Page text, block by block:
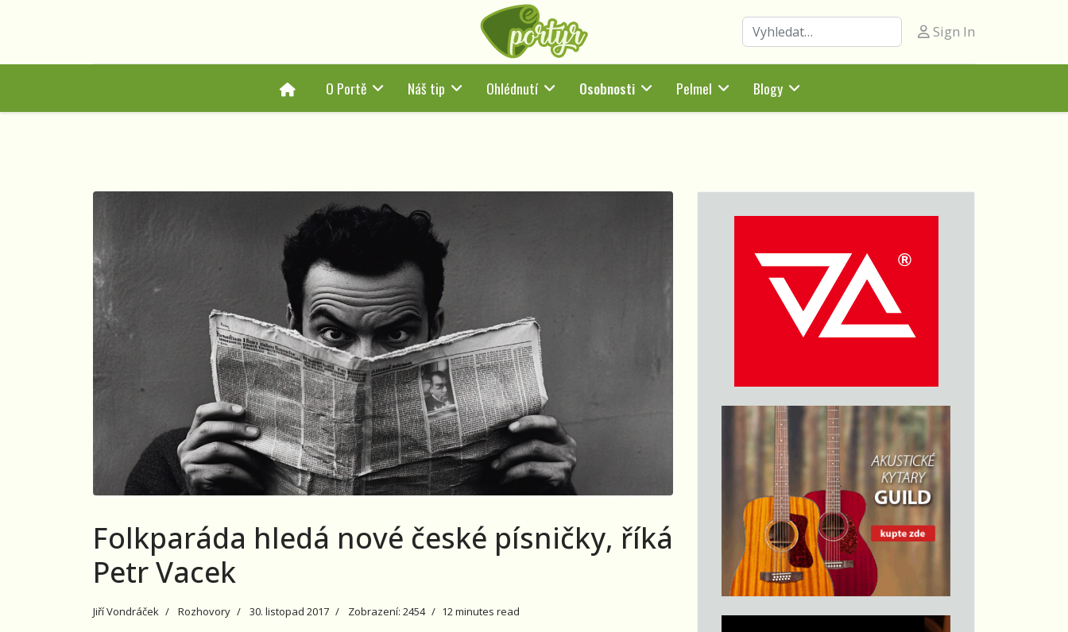
Hledat Sign In
HomeO Portě Náš tip Ohlédnutí Osobnosti Pelmel Blogy
Folkparáda hledá nové české písničky, říká
Petr Vacek
Jiří Vondráček Rozhovory 30. listopad 2017 Zobrazení: 2454 12 minutes read